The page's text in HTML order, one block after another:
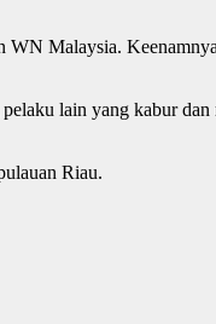
Malaysia.
lain yang kabur
Riau.